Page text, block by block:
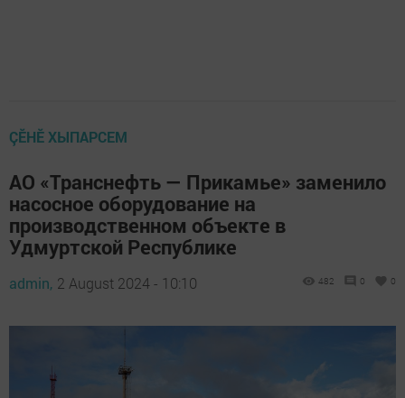
ÇӖНӖ ХЫПАРСЕМ
АО «Транснефть — Прикамье» заменило
насосное оборудование на
производственном объекте в
Удмуртской Республике
admin, 2 August 2024 - 10:10 482 0 0